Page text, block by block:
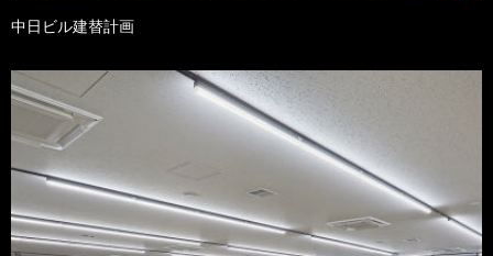
中日ビル建替計画